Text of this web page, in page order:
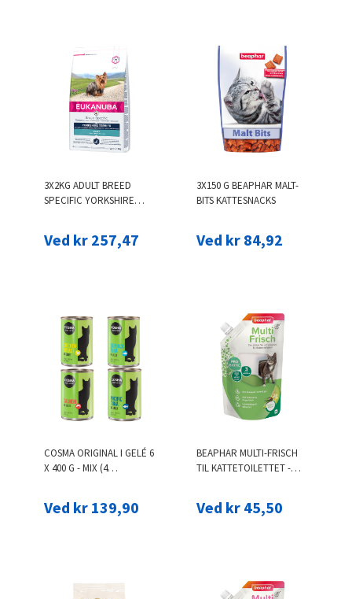
3X2KG ADULT BREED
SPECIFIC YORKSHIRE
Ved kr 257,47
3X150 G BEAPHAR MALT-
BITS KATTESNACKS
Ved kr 84,92
COSMA ORIGINAL I GELÉ 6
X 400 G - MIX (4
Ved kr 139,90
BEAPHAR MULTI-FRISCH
TIL KATTETOILETTET -
Ved kr 45,50